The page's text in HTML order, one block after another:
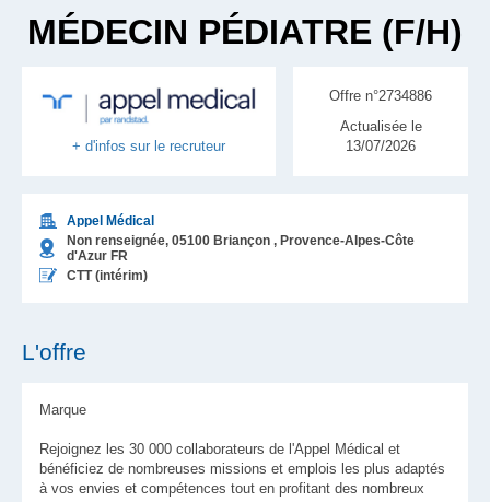
MÉDECIN PÉDIATRE (F/H)
+ d'infos sur le recruteur
Appel Médical
Non renseignée, 05100 Briançon , Provence-Alpes-Côte
d'Azur FR
CTT (intérim)
Offre n°2734886
Actualisée le
13/07/2026
L'offre
Marque
Rejoignez les 30 000 collaborateurs de l'Appel Médical et
bénéficiez de nombreuses missions et emplois les plus adaptés
à vos envies et compétences tout en profitant des nombreux